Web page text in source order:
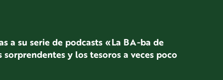
a su serie de podcasts «La BA-ba de
y los tesoros a veces poco